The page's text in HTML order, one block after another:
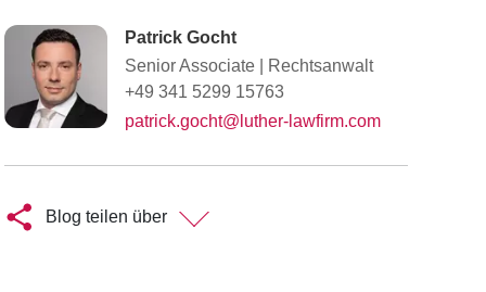
Patrick Gocht
Senior Associate
Rechtsanwalt
+49 341 5299 15763
patrick.gocht@luther-lawfirm.com
Blog teilen über